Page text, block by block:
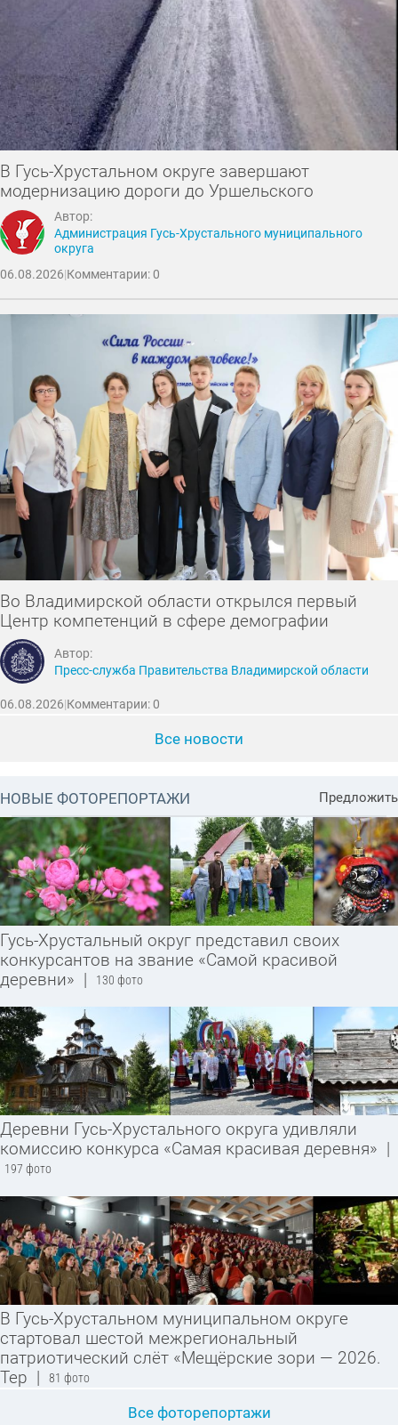
В Гусь-Хрустальном округе завершают
модернизацию дороги до Уршельского
Автор:
Администрация Гусь-Хрустального муниципального
округа
06.08.2026|Комментарии: 0
Во Владимирской области открылся первый
Центр компетенций в сфере демографии
Автор:
Пресс-служба Правительства Владимирской области
06.08.2026|Комментарии: 0
Все новости
НОВЫЕ ФОТОРЕПОРТАЖИ Предложить
Гусь-Хрустальный округ представил своих
конкурсантов на звание «Самой красивой
деревни» | 130 фото
Деревни Гусь-Хрустального округа удивляли
комиссию конкурса «Самая красивая деревня» |
197 фото
В Гусь-Хрустальном муниципальном округе
стартовал шестой межрегиональный
патриотический слёт «Мещёрские зори — 2026.
Тер | 81 фото
Все фоторепортажи